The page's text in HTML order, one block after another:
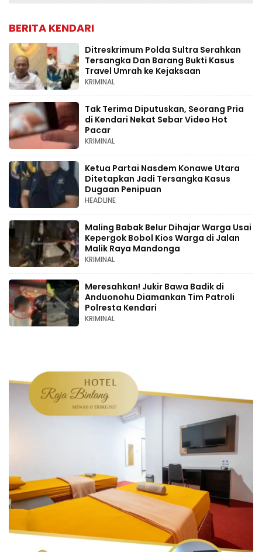
BERITA KENDARI
Ditreskrimum Polda Sultra Serahkan
Tersangka Dan Barang Bukti Kasus
Travel Umrah ke Kejaksaan
KRIMINAL
Tak Terima Diputuskan, Seorang Pria
di Kendari Nekat Sebar Video Hot
Pacar
KRIMINAL
Ketua Partai Nasdem Konawe Utara
Ditetapkan Jadi Tersangka Kasus
Dugaan Penipuan
HEADLINE
Maling Babak Belur Dihajar Warga Usai
Kepergok Bobol Kios Warga di Jalan
Malik Raya Mandonga
KRIMINAL
Meresahkan! Jukir Bawa Badik di
Anduonohu Diamankan Tim Patroli
Polresta Kendari
KRIMINAL